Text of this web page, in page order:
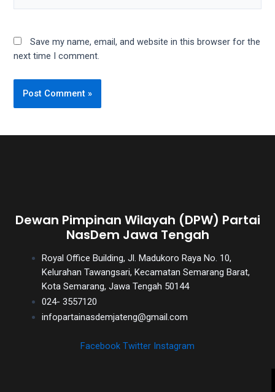
Save my name, email, and website in this browser for the
next time I comment.
Dewan Pimpinan Wilayah (DPW) Partai
NasDem Jawa Tengah
Royal Office Building, Jl. Madukoro Raya No. 10,
Kelurahan Tawangsari, Kecamatan Semarang Barat,
Kota Semarang, Jawa Tengah 50144
024- 3557120
infopartainasdemjateng@gmail.com
Facebook Twitter Instagram